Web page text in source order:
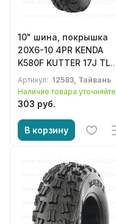
10" шина, покрышка
20X6-10 4PR KENDA
K580F KUTTER 17J TL
для квадроцикла, ATV
Артикул: 12583, Тайвань
Наличие товара уточняйте
303 руб.
В корзину